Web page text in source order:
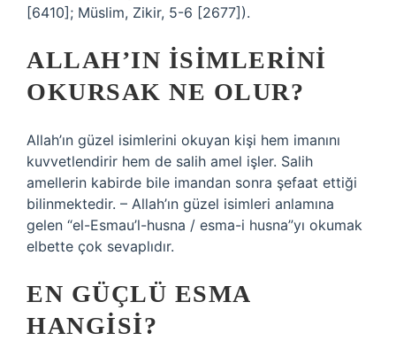
[6410]; Müslim, Zikir, 5-6 [2677]).
ALLAH’IN ISIMLERINI
OKURSAK NE OLUR?
Allah’ın güzel isimlerini okuyan kişi hem imanını
kuvvetlendirir hem de salih amel işler. Salih
amellerin kabirde bile imandan sonra şefaat ettiği
bilinmektedir. – Allah’ın güzel isimleri anlamına
gelen “el-Esmau’l-husna / esma-i husna”yı okumak
elbette çok sevaplıdır.
EN GÜÇLÜ ESMA
HANGISI?